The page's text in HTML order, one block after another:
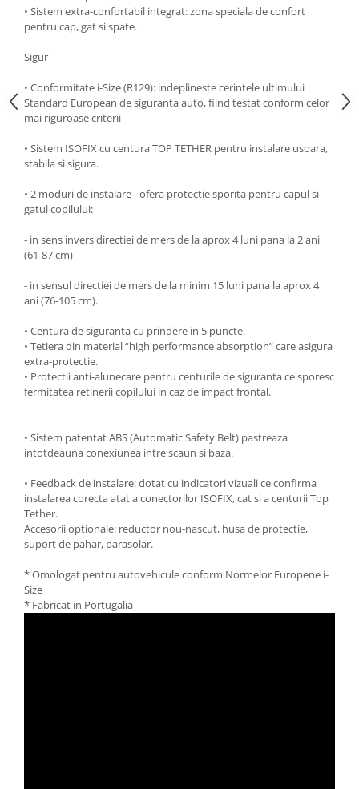
• Sistem extra-confortabil integrat: zona speciala de confort
pentru cap, gat si spate.
Sigur
• Conformitate i-Size (R129): indeplineste cerintele ultimului
Standard European de siguranta auto, fiind testat conform celor
mai riguroase criterii
• Sistem ISOFIX cu centura TOP TETHER pentru instalare usoara,
stabila si sigura.
• 2 moduri de instalare - ofera protectie sporita pentru capul si
gatul copilului:
- in sens invers directiei de mers de la aprox 4 luni pana la 2 ani
(61-87 cm)
- in sensul directiei de mers de la minim 15 luni pana la aprox 4
ani (76-105 cm).
• Centura de siguranta cu prindere in 5 puncte.
• Tetiera din material “high performance absorption” care asigura
extra-protectie.
• Protectii anti-alunecare pentru centurile de siguranta ce sporesc
fermitatea retinerii copilului in caz de impact frontal.
• Sistem patentat ABS (Automatic Safety Belt) pastreaza
intotdeauna conexiunea intre scaun si baza.
• Feedback de instalare: dotat cu indicatori vizuali ce confirma
instalarea corecta atat a conectorilor ISOFIX, cat si a centurii Top
Tether.
Accesorii optionale: reductor nou-nascut, husa de protectie,
suport de pahar, parasolar.
* Omologat pentru autovehicule conform Normelor Europene i-
Size
* Fabricat in Portugalia